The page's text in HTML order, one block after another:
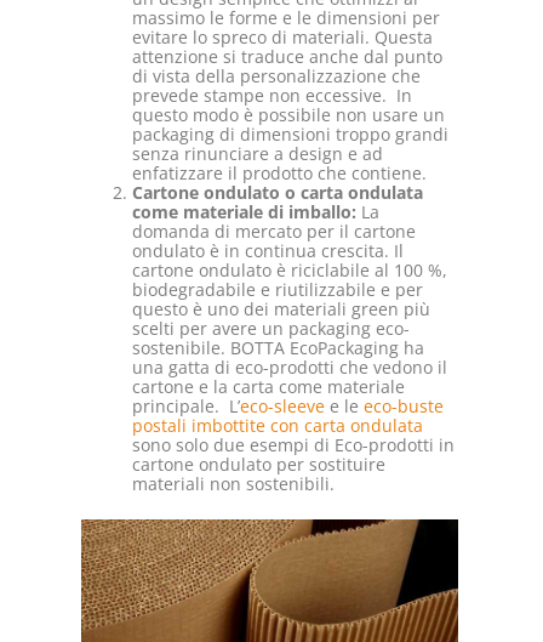
massimo le forme e le dimensioni per
evitare lo spreco di materiali. Questa
attenzione si traduce anche dal punto
di vista della personalizzazione che
prevede stampe non eccessive. In
questo modo è possibile non usare un
packaging di dimensioni troppo grandi
senza rinunciare a design e ad
enfatizzare il prodotto che contiene.
Cartone ondulato o carta ondulata
come materiale di imballo: La
domanda di mercato per il cartone
ondulato è in continua crescita. Il
cartone ondulato è riciclabile al 100 %,
biodegradabile e riutilizzabile e per
questo è uno dei materiali green più
scelti per avere un packaging eco-
sostenibile. BOTTA EcoPackaging ha
una gatta di eco-prodotti che vedono il
cartone e la carta come materiale
principale. L’eco-sleevee le eco-buste
postali imbottite con carta ondulata
sono solo due esempi di Eco-prodotti in
cartone ondulato per sostituire
materiali non sostenibili.